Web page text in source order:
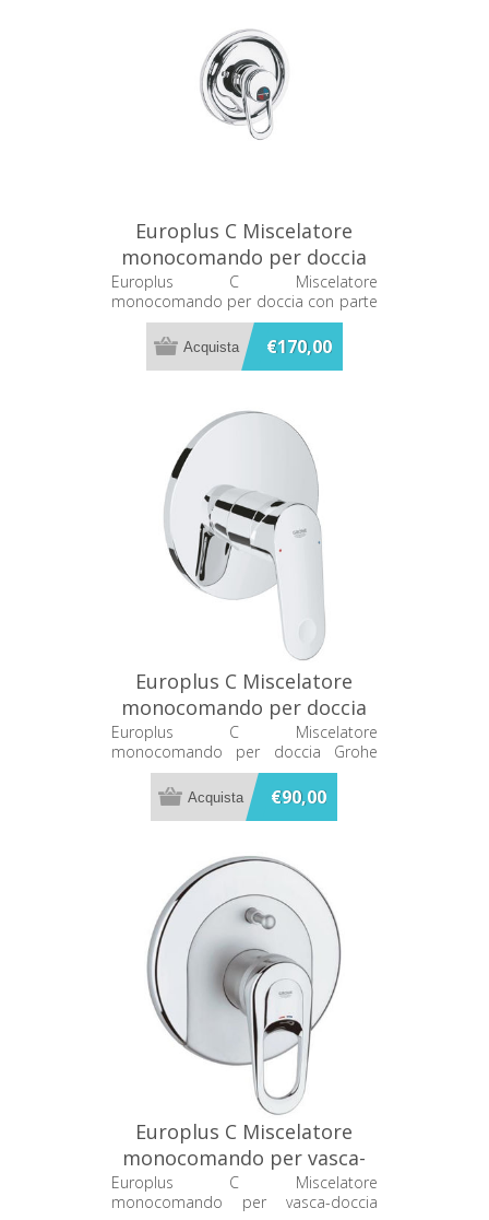
Europlus C Miscelatore
monocomando per doccia
con parte incasso Grohe
19502000+33955000
Europlus C Miscelatore
monocomando per doccia con parte
incasso Grohe 19502000+33955000
€170,00
Europlus C Miscelatore
monocomando per doccia
Grohe 19537002
Europlus C Miscelatore
monocomando per doccia Grohe
19537002
€90,00
Europlus C Miscelatore
monocomando per vasca-
doccia SOLO PARTE
ESTERNA 19536000
Europlus C Miscelatore
monocomando per vasca-doccia